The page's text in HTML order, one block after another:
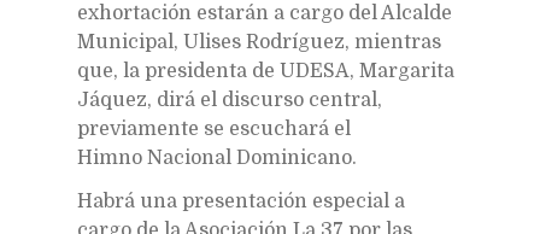
exhortación estarán a cargo del Alcalde
Municipal, Ulises Rodríguez, mientras
que, la presidenta de UDESA, Margarita
Jáquez, dirá el discurso central,
previamente se escuchará el
Himno Nacional Dominicano.
Habrá una presentación especial a